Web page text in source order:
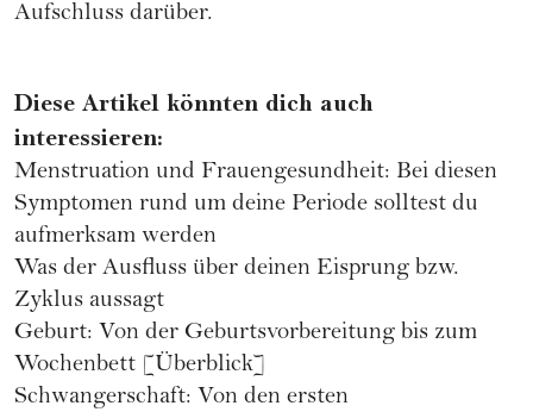
Aufschluss darüber.
Diese Artikel könnten dich auch
interessieren:
Menstruation und Frauengesundheit: Bei diesen
Symptomen rund um deine Periode solltest du
aufmerksam werden
Was der Ausfluss über deinen Eisprung bzw.
Zyklus aussagt
Geburt: Von der Geburtsvorbereitung bis zum
Wochenbett [Überblick]
Schwangerschaft: Von den ersten